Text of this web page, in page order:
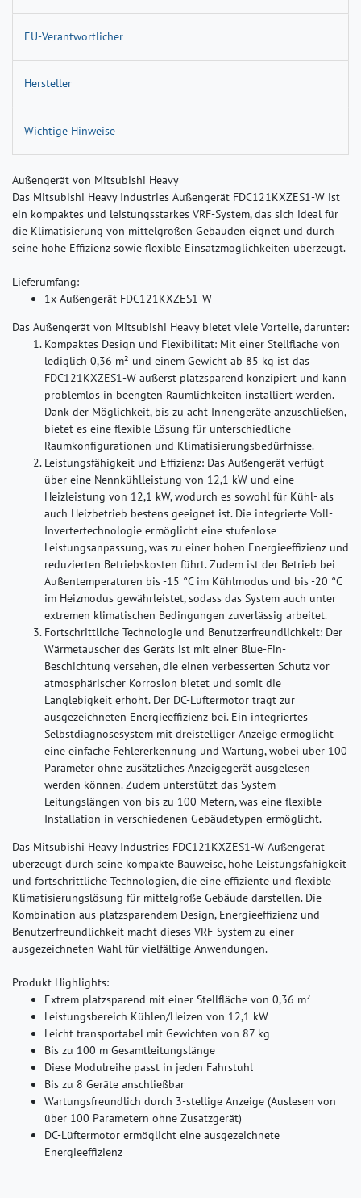
EU-Verantwortlicher
Hersteller
Wichtige Hinweise
Außengerät von Mitsubishi Heavy
Das Mitsubishi Heavy Industries Außengerät FDC121KXZES1-W ist
ein kompaktes und leistungsstarkes VRF-System, das sich ideal für
die Klimatisierung von mittelgroßen Gebäuden eignet und durch
seine hohe Effizienz sowie flexible Einsatzmöglichkeiten überzeugt.
Lieferumfang:
1x Außengerät FDC121KXZES1-W
Das Außengerät von Mitsubishi Heavy bietet viele Vorteile, darunter:
Kompaktes Design und Flexibilität: Mit einer Stellfläche von
lediglich 0,36 m² und einem Gewicht ab 85 kg ist das
FDC121KXZES1-W äußerst platzsparend konzipiert und kann
problemlos in beengten Räumlichkeiten installiert werden.
Dank der Möglichkeit, bis zu acht Innengeräte anzuschließen,
bietet es eine flexible Lösung für unterschiedliche
Raumkonfigurationen und Klimatisierungsbedürfnisse.
Leistungsfähigkeit und Effizienz: Das Außengerät verfügt
über eine Nennkühlleistung von 12,1 kW und eine
Heizleistung von 12,1 kW, wodurch es sowohl für Kühl- als
auch Heizbetrieb bestens geeignet ist. Die integrierte Voll-
Invertertechnologie ermöglicht eine stufenlose
Leistungsanpassung, was zu einer hohen Energieeffizienz und
reduzierten Betriebskosten führt. Zudem ist der Betrieb bei
Außentemperaturen bis -15 °C im Kühlmodus und bis -20 °C
im Heizmodus gewährleistet, sodass das System auch unter
extremen klimatischen Bedingungen zuverlässig arbeitet.
Fortschrittliche Technologie und Benutzerfreundlichkeit: Der
Wärmetauscher des Geräts ist mit einer Blue-Fin-
Beschichtung versehen, die einen verbesserten Schutz vor
atmosphärischer Korrosion bietet und somit die
Langlebigkeit erhöht. Der DC-Lüftermotor trägt zur
ausgezeichneten Energieeffizienz bei. Ein integriertes
Selbstdiagnosesystem mit dreistelliger Anzeige ermöglicht
eine einfache Fehlererkennung und Wartung, wobei über 100
Parameter ohne zusätzliches Anzeigegerät ausgelesen
werden können. Zudem unterstützt das System
Leitungslängen von bis zu 100 Metern, was eine flexible
Installation in verschiedenen Gebäudetypen ermöglicht.
Das Mitsubishi Heavy Industries FDC121KXZES1-W Außengerät
überzeugt durch seine kompakte Bauweise, hohe Leistungsfähigkeit
und fortschrittliche Technologien, die eine effiziente und flexible
Klimatisierungslösung für mittelgroße Gebäude darstellen. Die
Kombination aus platzsparendem Design, Energieeffizienz und
Benutzerfreundlichkeit macht dieses VRF-System zu einer
ausgezeichneten Wahl für vielfältige Anwendungen.
Produkt Highlights:
Extrem platzsparend mit einer Stellfläche von 0,36 m²
Leistungsbereich Kühlen/Heizen von 12,1 kW
Leicht transportabel mit Gewichten von 87 kg
Bis zu 100 m Gesamtleitungslänge
Diese Modulreihe passt in jeden Fahrstuhl
Bis zu 8 Geräte anschließbar
Wartungsfreundlich durch 3-stellige Anzeige (Auslesen von
über 100 Parametern ohne Zusatzgerät)
DC-Lüftermotor ermöglicht eine ausgezeichnete
Energieeffizienz